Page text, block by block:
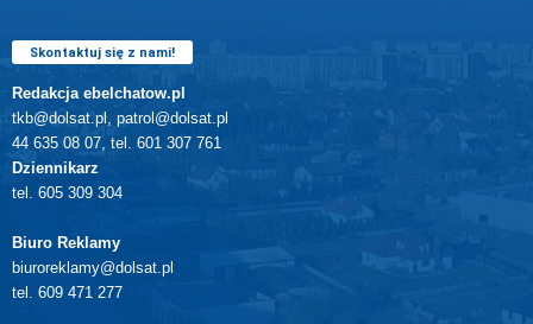
Skontaktuj się z nami!
Redakcja ebelchatow.pl
tkb@dolsat.pl, patrol@dolsat.pl
44 635 08 07, tel. 601 307 761
Dziennikarz
tel. 605 309 304
Biuro Reklamy
biuroreklamy@dolsat.pl
tel. 609 471 277